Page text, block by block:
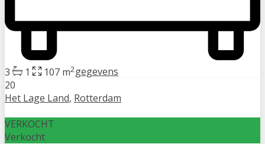
3 1 107 m2gegevens
20
Het Lage Land, Rotterdam
VERKOCHT
Verkocht